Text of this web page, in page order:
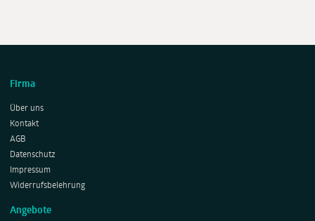
Firma
Über uns
Kontakt
AGB
Datenschutz
Impressum
Widerrufsbelehrung
Angebote